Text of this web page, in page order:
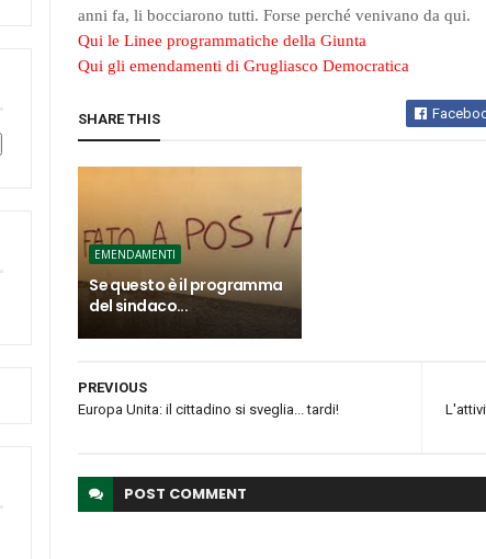
anni fa, li bocciarono tutti. Forse perché venivano da qui.
Qui le Linee programmatiche della Giunta
Qui gli emendamenti di Grugliasco Democratica
SHARE THIS
EMENDAMENTI
Se questo è il programma
del sindaco...
PREVIOUS
Europa Unita: il cittadino si sveglia... tardi!
POST COMMENT